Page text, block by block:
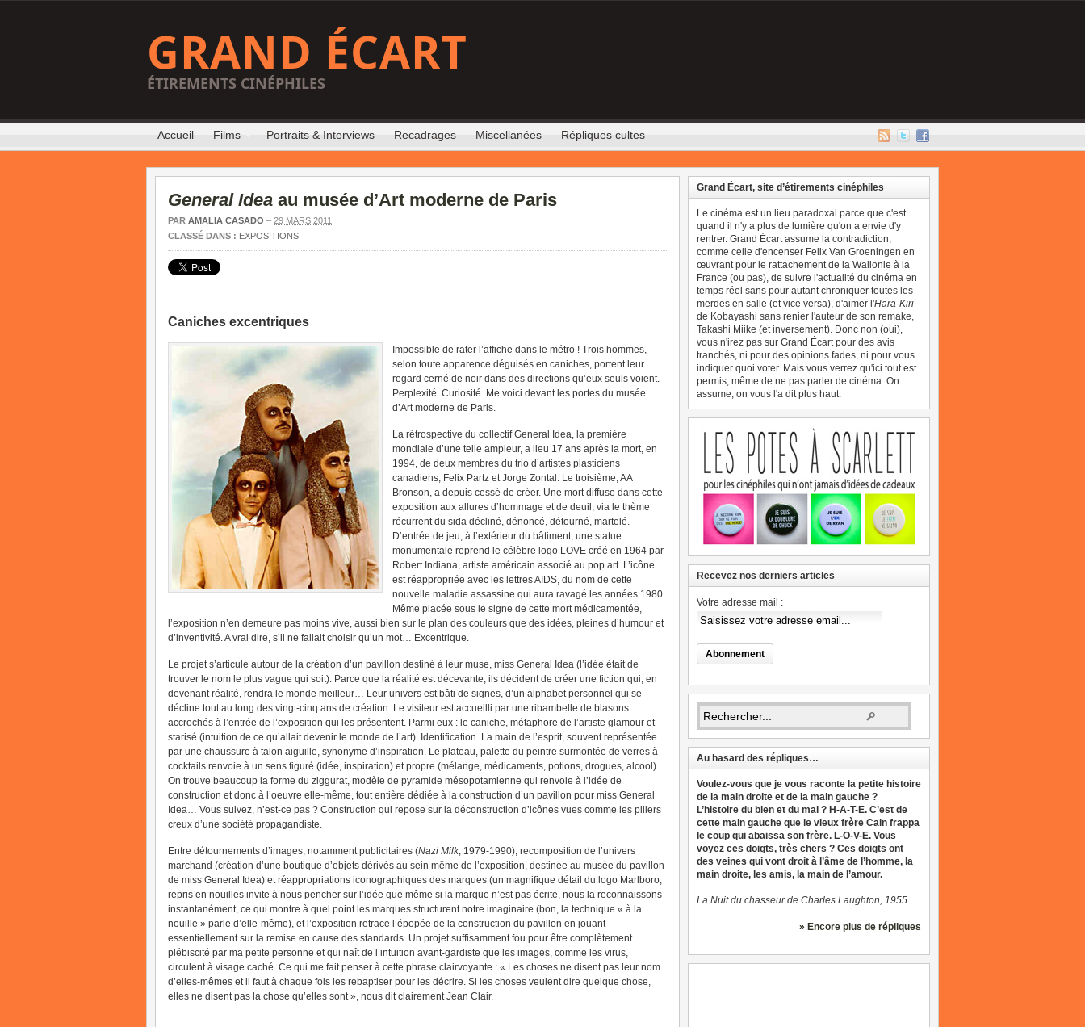
GRAND ÉCART
ÉTIREMENTS CINÉPHILES
Accueil Films Portraits & Interviews Recadrages Miscellanées Répliques cultes
General Idea au musée d’Art moderne de Paris
PAR AMALIA CASADO – 29 MARS 2011
CLASSÉ DANS : EXPOSITIONS
Caniches excentriques
Impossible de rater l’affiche dans le métro ! Trois hommes,
selon toute apparence déguisés en caniches, portent leur
regard cerné de noir dans des directions qu’eux seuls voient.
Perplexité. Curiosité. Me voici devant les portes du musée
d’Art moderne de Paris.
La rétrospective du collectif General Idea, la première
mondiale d’une telle ampleur, a lieu 17 ans après la mort, en
1994, de deux membres du trio d’artistes plasticiens
canadiens, Felix Partz et Jorge Zontal. Le troisième, AA
Bronson, a depuis cessé de créer. Une mort diffuse dans cette
exposition aux allures d’hommage et de deuil, via le thème
récurrent du sida décliné, dénoncé, détourné, martelé.
D’entrée de jeu, à l’extérieur du bâtiment, une statue
monumentale reprend le célèbre logo LOVE créé en 1964 par
Robert Indiana, artiste américain associé au pop art. L’icône
est réappropriée avec les lettres AIDS, du nom de cette
nouvelle maladie assassine qui aura ravagé les années 1980.
Même placée sous le signe de cette mort médicamentée,
l’exposition n’en demeure pas moins vive, aussi bien sur le plan des couleurs que des idées, pleines d’humour et
d’inventivité. A vrai dire, s’il ne fallait choisir qu’un mot… Excentrique.
Le projet s’articule autour de la création d’un pavillon destiné à leur muse, miss General Idea (l’idée était de
trouver le nom le plus vague qui soit). Parce que la réalité est décevante, ils décident de créer une fiction qui, en
devenant réalité, rendra le monde meilleur… Leur univers est bâti de signes, d’un alphabet personnel qui se
décline tout au long des vingt-cinq ans de création. Le visiteur est accueilli par une ribambelle de blasons
accrochés à l’entrée de l’exposition qui les présentent. Parmi eux : le caniche, métaphore de l’artiste glamour et
starisé (intuition de ce qu’allait devenir le monde de l’art). Identification. La main de l’esprit, souvent représentée
par une chaussure à talon aiguille, synonyme d’inspiration. Le plateau, palette du peintre surmontée de verres à
cocktails renvoie à un sens figuré (idée, inspiration) et propre (mélange, médicaments, potions, drogues, alcool).
On trouve beaucoup la forme du ziggurat, modèle de pyramide mésopotamienne qui renvoie à l’idée de
construction et donc à l’oeuvre elle-même, tout entière dédiée à la construction d’un pavillon pour miss General
Idea… Vous suivez, n’est-ce pas ? Construction qui repose sur la déconstruction d’icônes vues comme les piliers
creux d’une société propagandiste.
Entre détournements d’images, notamment publicitaires (Nazi Milk, 1979-1990), recomposition de l’univers
marchand (création d’une boutique d’objets dérivés au sein même de l’exposition, destinée au musée du pavillon
de miss General Idea) et réappropriations iconographiques des marques (un magnifique détail du logo Marlboro,
repris en nouilles invite à nous pencher sur l’idée que même si la marque n’est pas écrite, nous la reconnaissons
instantanément, ce qui montre à quel point les marques structurent notre imaginaire (bon, la technique « à la
nouille » parle d’elle-même), et l’exposition retrace l’épopée de la construction du pavillon en jouant
essentiellement sur la remise en cause des standards. Un projet suffisamment fou pour être complètement
plébiscité par ma petite personne et qui naît de l’intuition avant-gardiste que les images, comme les virus,
circulent à visage caché. Ce qui me fait penser à cette phrase clairvoyante : « Les choses ne disent pas leur nom
d’elles-mêmes et il faut à chaque fois les rebaptiser pour les décrire. Si les choses veulent dire quelque chose,
elles ne disent pas la chose qu’elles sont », nous dit clairement Jean Clair.
Grand Écart, site d’étirements cinéphiles
Le cinéma est un lieu paradoxal parce que c'est
quand il n'y a plus de lumière qu'on a envie d'y
rentrer. Grand Écart assume la contradiction,
comme celle d'encenser Felix Van Groeningen en
œuvrant pour le rattachement de la Wallonie à la
France (ou pas), de suivre l'actualité du cinéma en
temps réel sans pour autant chroniquer toutes les
merdes en salle (et vice versa), d'aimer l'Hara-Kiri
de Kobayashi sans renier l'auteur de son remake,
Takashi Miike (et inversement). Donc non (oui),
vous n'irez pas sur Grand Écart pour des avis
tranchés, ni pour des opinions fades, ni pour vous
indiquer quoi voter. Mais vous verrez qu'ici tout est
permis, même de ne pas parler de cinéma. On
assume, on vous l'a dit plus haut.
Recevez nos derniers articles
Votre adresse mail :
Au hasard des répliques…
Voulez-vous que je vous raconte la petite histoire
de la main droite et de la main gauche ?
L’histoire du bien et du mal ? H-A-T-E. C’est de
cette main gauche que le vieux frère Cain frappa
le coup qui abaissa son frère. L-O-V-E. Vous
voyez ces doigts, très chers ? Ces doigts ont
des veines qui vont droit à l’âme de l’homme, la
main droite, les amis, la main de l’amour.
La Nuit du chasseur de Charles Laughton, 1955
» Encore plus de répliques